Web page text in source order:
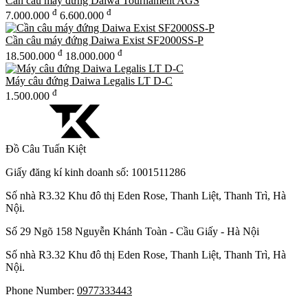
7.000.000 đ 6.600.000 đ
Cần câu máy đứng Daiwa Exist SF2000SS-P
18.500.000 đ 18.000.000 đ
Máy câu đứng Daiwa Legalis LT D-C
1.500.000 đ
Đồ Câu Tuấn Kiệt
Giấy đăng kí kinh doanh số: 1001511286
Số nhà R3.32 Khu đô thị Eden Rose, Thanh Liệt, Thanh Trì, Hà
Nội.
Số 29 Ngõ 158 Nguyễn Khánh Toàn - Cầu Giấy - Hà Nội
Số nhà R3.32 Khu đô thị Eden Rose, Thanh Liệt, Thanh Trì, Hà
Nội.
Phone Number: 0977333443